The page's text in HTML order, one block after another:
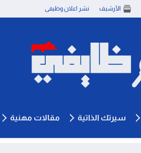
الأرشيف نشر اعلان وظيفى
سيرتك الذاتية مقالات مهنية